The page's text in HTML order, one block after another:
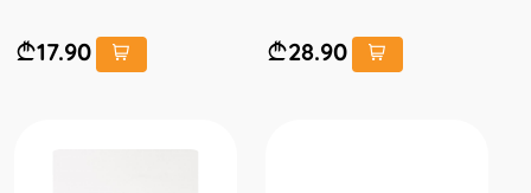
17.90 28.90